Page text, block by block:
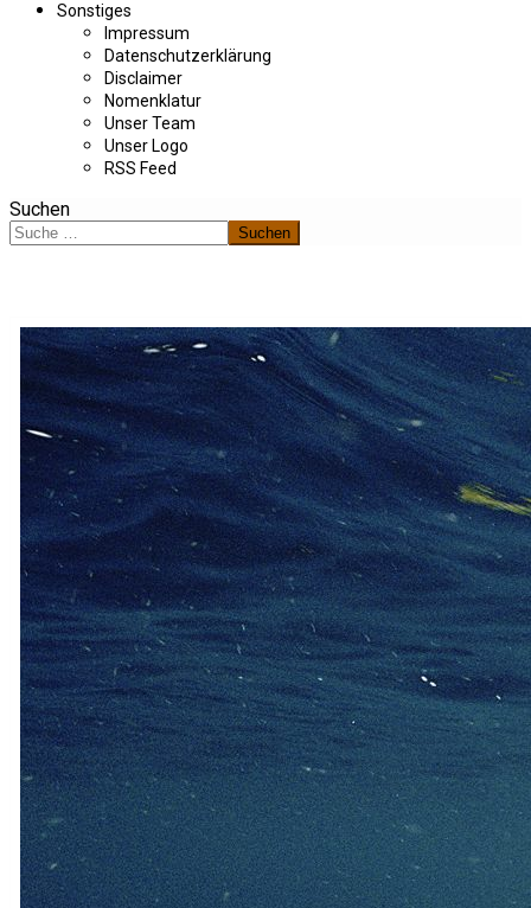
Sonstiges
Impressum
Datenschutzerklärung
Disclaimer
Nomenklatur
Unser Team
Unser Logo
RSS Feed
Suchen
Suchen